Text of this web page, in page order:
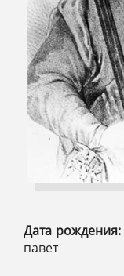
Дата рождения:
павет